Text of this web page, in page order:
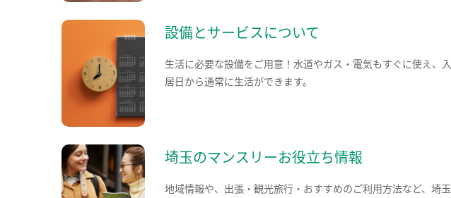
設備とサービスについて
生活に必要な設備をご用意！水道やガス・電気もすぐに使え、入
居日から通常に生活ができます。
埼玉のマンスリーお役立ち情報
地域情報や、出張・観光旅行・おすすめのご利用方法など、埼玉